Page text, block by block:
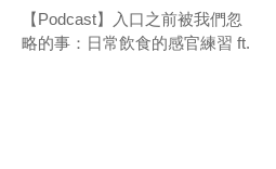
【Podcast】入口之前被我們忽
略的事：日常飲食的感官練習 ft.